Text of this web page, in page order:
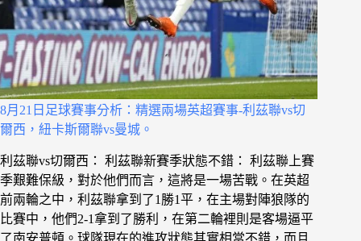
8月21日足球賽事分析：精選兩場英超賽事-利茲聯vs切
爾西，紐卡斯爾聯vs曼城。
利茲聯vs切爾西： 利茲聯新賽季狀態不錯： 利茲聯上賽
季艱難保級，對於他們而言，這將是一場苦戰。在英超
前兩輪之中，利茲聯拿到了1勝1平，在主場對陣狼隊的
比賽中，他們2-1拿到了勝利，在第二輪裡則是客場逼平